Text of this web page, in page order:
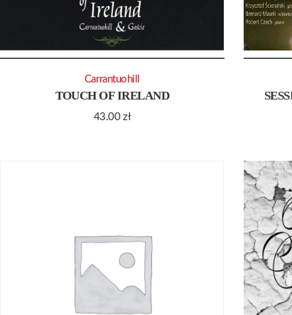
TOUCH OF IRELAND
43.00zł
Carrantuohill